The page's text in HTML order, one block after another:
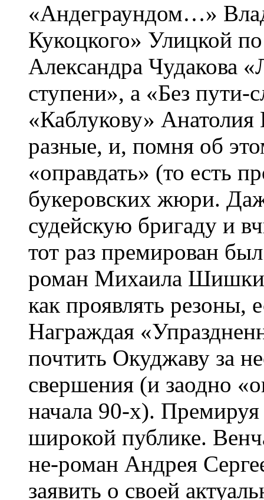
«Андеграундом…»
Кукоцкого» Улицкой
Александра Чудакова
ступени», а «Без
«Каблукову»
разные, и, помня об
«оправдать» (то есть
букеровских жюри.
судейскую бригаду и
тот раз премирован
роман Михаила
как проявлять резоны,
Награждая
почтить Окуджаву за
свершения (и заодно
начала 90-х).
широкой публике.
не-роман Андрея
заявить о своей